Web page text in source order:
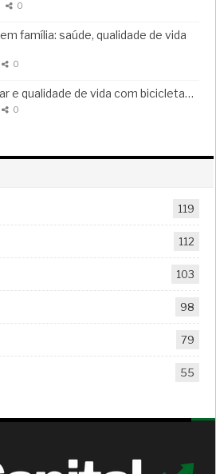
0
família: saúde, qualidade de vida
0
e qualidade de vida com bicicleta…
0
119
112
103
98
79
55